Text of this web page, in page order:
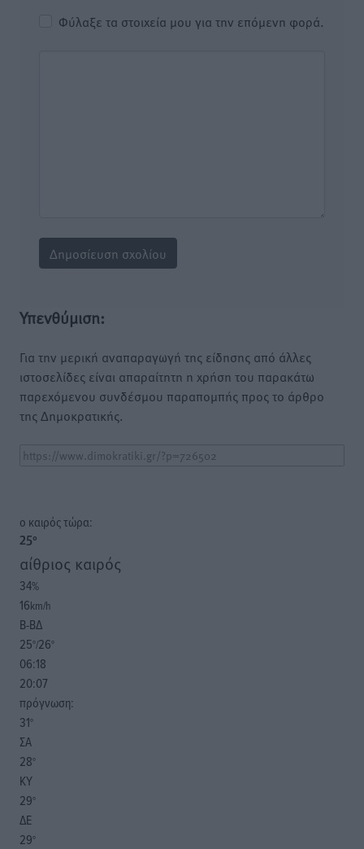
Φύλαξε τα στοιχεία μου για την επόμενη φορά.
Υπενθύμιση:
Για την μερική αναπαραγωγή της είδησης από άλλες
ιστοσελίδες είναι απαραίτητη η χρήση του παρακάτω
παρεχόμενου συνδέσμου παραπομπής προς το άρθρο
της Δημοκρατικής.
o καιρός τώρα:
25°
αίθριος καιρός
34%
16km/h
Β-ΒΔ
25°/26°
06:18
20:07
πρόγνωση:
31°
ΣΑ
28°
ΚΥ
29°
ΔΕ
29°